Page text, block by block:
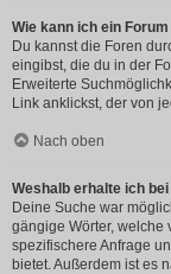
Wie kann ich ein
Du kannst die Foren
eingibst, die du in der
Erweiterte
Link anklickst, der von
Nach oben
Weshalb erhalte ich
Deine Suche war
gängige Wörter, welche
spezifischere Anfrage
bietet. Außerdem ist es